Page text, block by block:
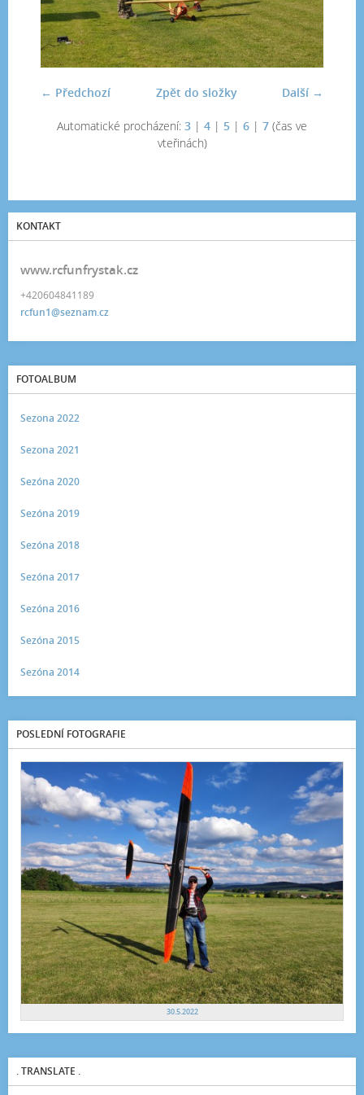
← Předchozí Další →
Zpět do složky
Automatické procházení: 3 | 4 | 5 | 6 | 7 (čas ve
vteřinách)
KONTAKT
www.rcfunfrystak.cz
+420604841189
rcfun1@seznam.cz
FOTOALBUM
Sezona 2022
Sezona 2021
Sezóna 2020
Sezóna 2019
Sezóna 2018
Sezóna 2017
Sezóna 2016
Sezóna 2015
Sezóna 2014
POSLEDNÍ FOTOGRAFIE
30.5.2022
. TRANSLATE .